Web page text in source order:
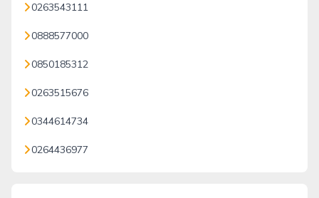
0263543111
0888577000
0850185312
0263515676
0344614734
0264436977